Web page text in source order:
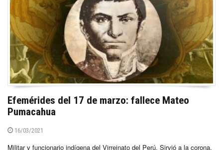
Efemérides del 17 de marzo: fallece Mateo
Pumacahua
16/03/2021
Militar y funcionario indígena del Virreinato del Perú. Sirvió a la corona,